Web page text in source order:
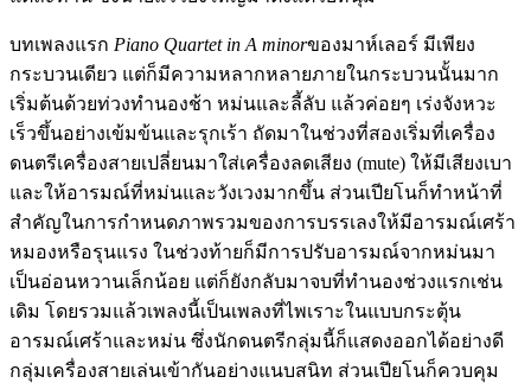
บทเพลงแรก Piano Quartet in A minorของมาห์เลอร์ มีเพียง
กระบวนเดียว แต่ก็มีความหลากหลายภายในกระบวนนั้นมาก
เริ่มต้นด้วยท่วงทำนองช้า หม่นและลี้ลับ แล้วค่อยๆ เร่งจังหวะ
เร็วขึ้นอย่างเข้มข้นและรุกเร้า ถัดมาในช่วงที่สองเริ่มที่เครื่อง
ดนตรีเครื่องสายเปลี่ยนมาใส่เครื่องลดเสียง (mute) ให้มีเสียงเบา
และให้อารมณ์ที่หม่นและวังเวงมากขึ้น ส่วนเปียโนก็ทำหน้าที่
สำคัญในการกำหนดภาพรวมของการบรรเลงให้มีอารมณ์เศร้า
หมองหรือรุนแรง ในช่วงท้ายก็มีการปรับอารมณ์จากหม่นมา
เป็นอ่อนหวานเล็กน้อย แต่ก็ยังกลับมาจบที่ทำนองช่วงแรกเช่น
เดิม โดยรวมแล้วเพลงนี้เป็นเพลงที่ไพเราะในแบบกระตุ้น
อารมณ์เศร้าและหม่น ซึ่งนักดนตรีกลุ่มนี้ก็แสดงออกได้อย่างดี
กลุ่มเครื่องสายเล่นเข้ากันอย่างแนบสนิท ส่วนเปียโนก็ควบคุม